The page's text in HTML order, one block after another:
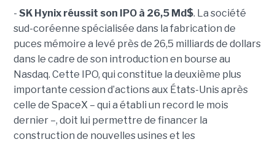
- SK Hynix réussit son IPO à 26,5 Md$. La société
sud-coréenne spécialisée dans la fabrication de
puces mémoire a levé près de 26,5 milliards de dollars
dans le cadre de son introduction en bourse au
Nasdaq. Cette IPO, qui constitue la deuxième plus
importante cession d’actions aux États-Unis après
celle de SpaceX – qui a établi un record le mois
dernier –, doit lui permettre de financer la
construction de nouvelles usines et les